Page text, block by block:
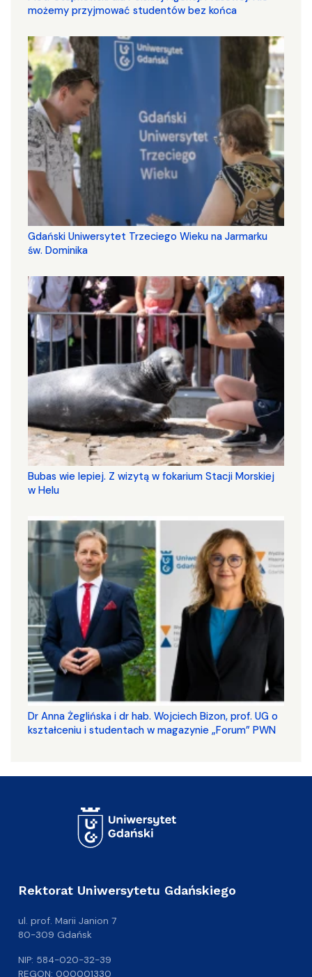
możemy przyjmować studentów bez końca
Gdański Uniwersytet Trzeciego Wieku na Jarmarku
św. Dominika
Bubas wie lepiej. Z wizytą w fokarium Stacji Morskiej
w Helu
​​​​​​​Dr Anna Żeglińska i dr hab. Wojciech Bizon, prof. UG o
kształceniu i studentach w magazynie „Forum” PWN
Rektorat Uniwersytetu Gdańskiego
ul. prof. Marii Janion 7
80-309 Gdańsk
NIP: 584-020-32-39
REGON: 000001330